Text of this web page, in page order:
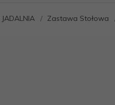
JADALNIA Zastawa Stołowa